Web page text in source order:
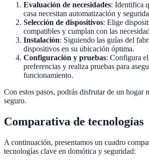
Evaluación de necesidades: Identifica
casa necesitan automatización y
Selección de dispositivos: Elige
compatibles y cumplan con las
Instalación: Siguiendo las guías del
dispositivos en su ubicación óptima.
Configuración y pruebas: Configura
preferencias y realiza pruebas para
funcionamiento.
Con estos pasos, podrás disfrutar de un hogar
seguro.
Comparativa de tecnologías
A continuación, presentamos un cuadro
tecnologías clave en domótica y seguridad: